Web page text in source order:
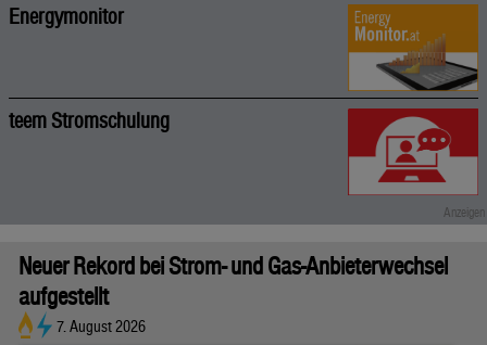
Energymonitor
teem Stromschulung
Neuer Rekord bei Strom- und Gas-Anbieterwechsel
aufgestellt
7. August 2026